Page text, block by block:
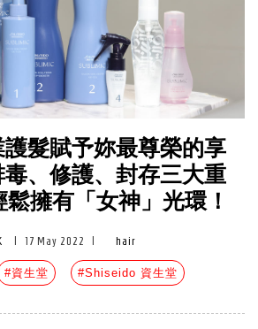
髮賦予妳最尊榮的享
、修護、封存三大重
擁有「女神」光環！
17 May 2022 hair
#資生堂 #Shiseido 資生堂